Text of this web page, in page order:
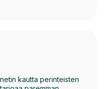
kautta perinteisten